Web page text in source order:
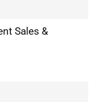
Sales &